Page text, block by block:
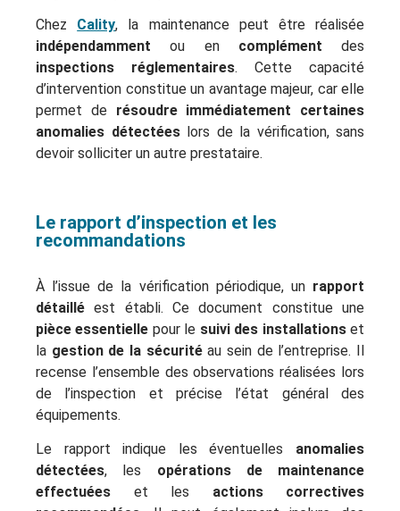
Chez Cality, la maintenance peut être réalisée
indépendamment ou en complément des
inspections réglementaires. Cette capacité
d’intervention constitue un avantage majeur, car elle
permet de résoudre immédiatement certaines
anomalies détectéeslors de la vérification, sans
devoir solliciter un autre prestataire.
Le rapport d’inspection et les
recommandations
À l’issue de la vérification périodique, un rapport
détaillé est établi. Ce document constitue une
pièce essentielle pour le suivi des installationset
la gestion de la sécuritéau sein de l’entreprise. Il
recense l’ensemble des observations réalisées lors
de l’inspection et précise l’état général des
équipements.
Le rapport indique les éventuelles anomalies
détectées, les opérations de maintenance
effectuées et les actions correctives